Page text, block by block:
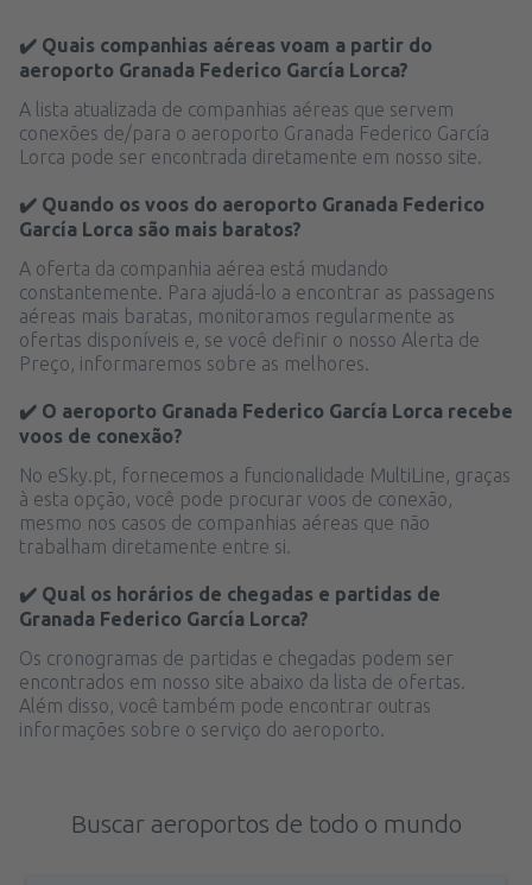
✔️ Quais companhias aéreas voam a partir do
aeroporto Granada Federico García Lorca?
A lista atualizada de companhias aéreas que servem
conexões de/para o aeroporto Granada Federico García
Lorca pode ser encontrada diretamente em nosso site.
✔️ Quando os voos do aeroporto Granada Federico
García Lorca são mais baratos?
A oferta da companhia aérea está mudando
constantemente. Para ajudá-lo a encontrar as passagens
aéreas mais baratas, monitoramos regularmente as
ofertas disponíveis e, se você definir o nosso Alerta de
Preço, informaremos sobre as melhores.
✔️ O aeroporto Granada Federico García Lorca recebe
voos de conexão?
No eSky.pt, fornecemos a funcionalidade MultiLine, graças
à esta opção, você pode procurar voos de conexão,
mesmo nos casos de companhias aéreas que não
trabalham diretamente entre si.
✔️ Qual os horários de chegadas e partidas de
Granada Federico García Lorca?
Os cronogramas de partidas e chegadas podem ser
encontrados em nosso site abaixo da lista de ofertas.
Além disso, você também pode encontrar outras
informações sobre o serviço do aeroporto.
Buscar aeroportos de todo o mundo